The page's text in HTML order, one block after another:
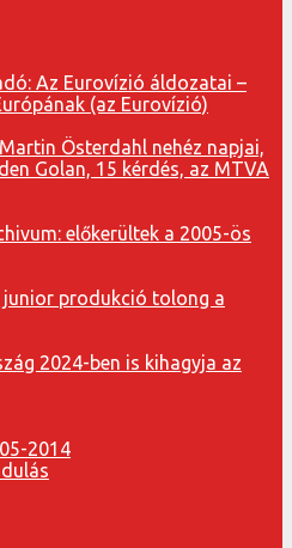
Az Eurovízió áldozatai –
(az Eurovízió)
Österdahl nehéz napjai,
Golan, 15 kérdés, az MTVA
előkerültek a 2005-ös
junior produkció tolong a
2024-ben is kihagyja az
2014